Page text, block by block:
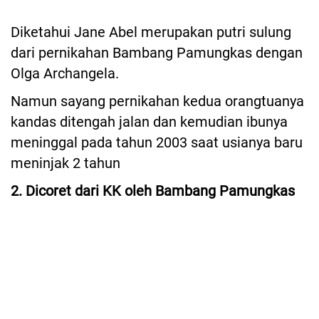
Diketahui Jane Abel merupakan putri sulung
dari pernikahan Bambang Pamungkas dengan
Olga Archangela.
Namun sayang pernikahan kedua orangtuanya
kandas ditengah jalan dan kemudian ibunya
meninggal pada tahun 2003 saat usianya baru
meninjak 2 tahun
2. Dicoret dari KK oleh Bambang Pamungkas